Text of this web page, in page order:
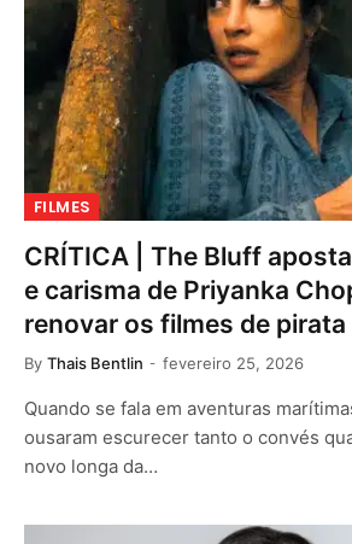
FILMES
CRÍTICA | The Bluff
e carisma de Priyanka
renovar os filmes de pirata
By Thais Bentlin fevereiro 25, 2026
Quando se fala em aventuras
ousaram escurecer tanto o convés
novo longa da…